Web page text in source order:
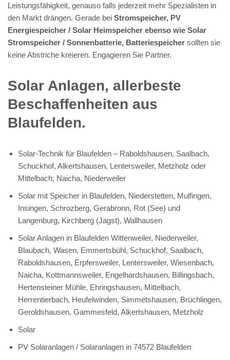
Leistungsfähigkeit, genauso falls jederzeit mehr Spezialisten in
den Markt drängen. Gerade bei Stromspeicher, PV
Energiespeicher / Solar Heimspeicher ebenso wie Solar
Stromspeicher / Sonnenbatterie, Batteriespeicher sollten sie
keine Abstriche kreieren. Engagieren Sie Partner.
Solar Anlagen, allerbeste
Beschaffenheiten aus
Blaufelden.
Solar-Technik für Blaufelden – Raboldshausen, Saalbach,
Schuckhof, Alkertshausen, Lentersweiler, Metzholz oder
Mittelbach, Naicha, Niederweiler
Solar mit Speicher in Blaufelden, Niederstetten, Mulfingen,
Insingen, Schrozberg, Gerabronn, Rot (See) und
Langenburg, Kirchberg (Jagst), Wallhausen
Solar Anlagen in Blaufelden Wittenweiler, Niederweiler,
Blaubach, Wasen, Emmertsbühl, Schuckhof, Saalbach,
Raboldshausen, Erpfersweiler, Lentersweiler, Wiesenbach,
Naicha, Kottmannsweiler, Engelhardshausen, Billingsbach,
Hertensteiner Mühle, Ehringshausen, Mittelbach,
Herrentierbach, Heufelwinden, Simmetshausen, Brüchlingen,
Geroldshausen, Gammesfeld, Alkertshausen, Metzholz
Solar
PV Solaranlagen / Solaranlagen in 74572 Blaufelden